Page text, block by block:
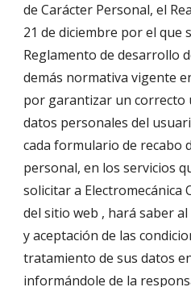
de Carácter Personal, el
21 de diciembre por el que
Reglamento de desarrollo
demás normativa vigente
por garantizar un correcto
datos personales del
cada formulario de recabo
personal, en los servicios
solicitar a Electromecánica
del sitio web , hará saber
y aceptación de las
tratamiento de sus datos
informándole de la